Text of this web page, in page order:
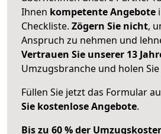
Ihnen kompetente Angebote
Checkliste. Zögern Sie nicht,
Anspruch zu nehmen und
Vertrauen Sie unserer 13
Umzugsbranche und holen
Füllen Sie jetzt das Formular
Sie kostenlose Angebote.
Bis zu 60 % der